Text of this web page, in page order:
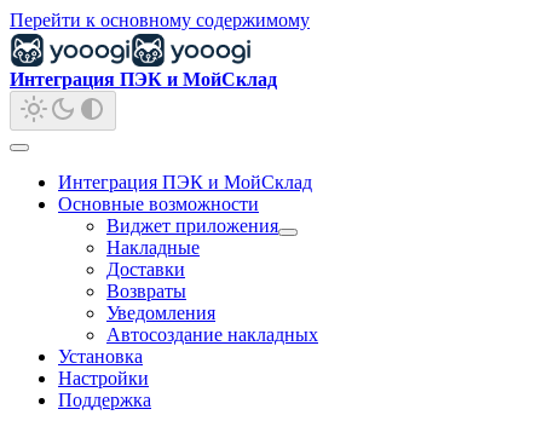
Перейти к основному содержимому
Интеграция ПЭК и МойСклад
Интеграция ПЭК и МойСклад
Основные возможности
Виджет приложения
Накладные
Доставки
Возвраты
Уведомления
Автосоздание накладных
Установка
Настройки
Поддержка